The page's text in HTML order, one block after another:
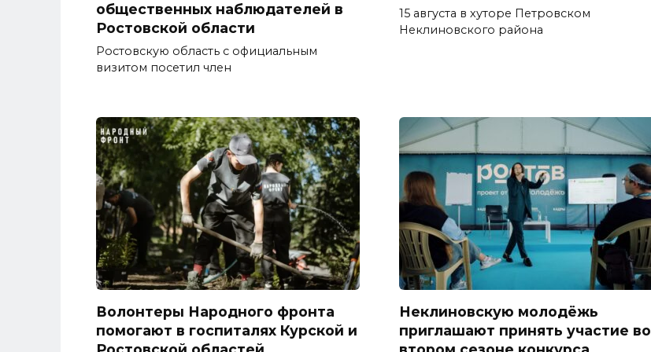
общественных наблюдателей в
Ростовской области
Ростовскую область с официальным
визитом посетил член
15 августа в хуторе Петровском
Неклиновского района
Волонтеры Народного фронта
помогают в госпиталях Курской и
Неклиновскую молодёжь
приглашают принять участие во